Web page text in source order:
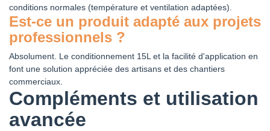
conditions normales (température et ventilation adaptées).
Est-ce un produit adapté aux projets
professionnels ?
Absolument. Le conditionnement 15L et la facilité d'application en
font une solution appréciée des artisans et des chantiers
commerciaux.
Compléments et utilisation
avancée